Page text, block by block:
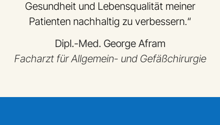
Gesundheit und Lebensqualität meiner
Patienten nachhaltig zu verbessern.“
Dipl.-Med. George Afram
Facharzt für Allgemein- und Gefäßchirurgie